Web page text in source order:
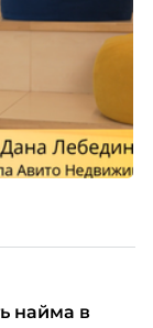
найма в